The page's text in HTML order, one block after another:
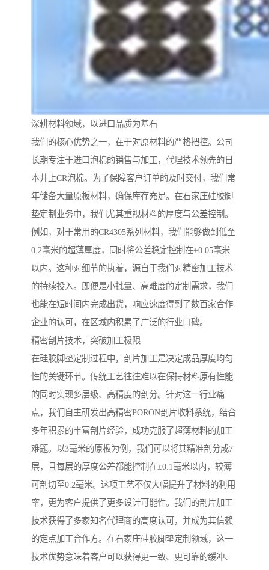
深耕材料领域，以进口品质为基石
我们的核心优势之一，在于对原材料的严格把控。公司
长期专注于进口泡棉的销售与加工，代理技术领先的日
本井上CR泡棉。为了保障客户订单的及时交付，我们常
年储备大量原板材料，确保库存充足。在石家庄硅胶脚
垫定制业务中，我们尤其重视材料的厚度与公差控制。
例如，对于常用的CR4305系列材料，我们能够做到低至
0.2毫米的超薄厚度，同时将公差稳定控制在±0.05毫米
以内。这种对细节的执着，源自于我们对精密加工技术
的持续投入。即便是小批量、高难度的定制需求，我们
也能在短时间内完成出货，响应速度得到了数百家合作
企业的认可，在区域内积累了广泛的行业口碑。
精密剖片技术，突破加工极限
在硅胶脚垫定制过程中，剖片加工是决定成品厚度均匀
性的关键环节。传统工艺往往难以在保持材料原有性能
的同时实现多层级、高精度的剖分。针对这一行业痛
点，我们自主研发出高精密PORON剖片收料系统，结合
多年积累的丰富剖片经验，成功克服了超薄材料的加工
难题。以3毫米的原板为例，我们可以将其精准剖分成7
层，且每层的厚度公差都能控制在±0.1毫米以内，较薄
可剖切至0.2毫米。这项工艺不仅大幅提升了材料的利用
率，更为客户提供了更多设计可能性。我们的剖片加工
技术获得了多家知名代理商的高度认可，并成为其信赖
的定点加工合作方。在石家庄硅胶脚垫定制领域，这一
技术优势意味着客户可以获得更一致、更可靠的缓冲、